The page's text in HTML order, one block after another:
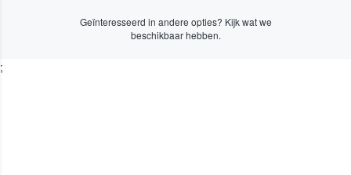
Geïnteresseerd in andere opties? Kijk wat we
beschikbaar hebben.
;